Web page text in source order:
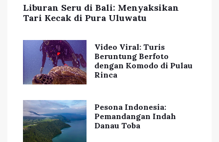
Liburan Seru di Bali: Menyaksikan
Tari Kecak di Pura Uluwatu
Video Viral: Turis
Beruntung Berfoto
dengan Komodo di Pulau
Rinca
Pesona Indonesia:
Pemandangan Indah
Danau Toba